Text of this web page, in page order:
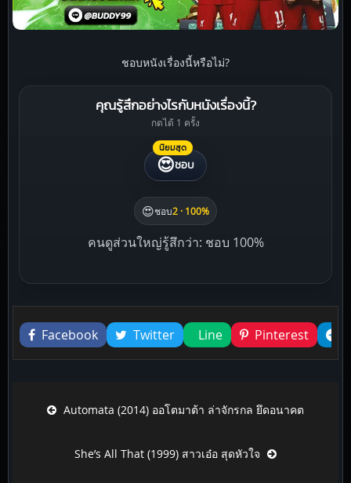
ชอบหนังเรื่องนี้หรือไม่?
คุณรู้สึกอย่างไรกับหนังเรื่องนี้?
กดได้ 1 ครั้ง
นิยมสุด
😍ชอบ
😍ชอบ2 · 100%
คนดูส่วนใหญ่รู้สึกว่า: ชอบ 100%
Liked this
Facebook
Twitter Line Pinterest
Post navigationAutomata (2014) ออโตมาต้า ล่าจักรกล ยึดอนาคต
She’s All That (1999) สาวเอ๋อ สุดหัวใจ